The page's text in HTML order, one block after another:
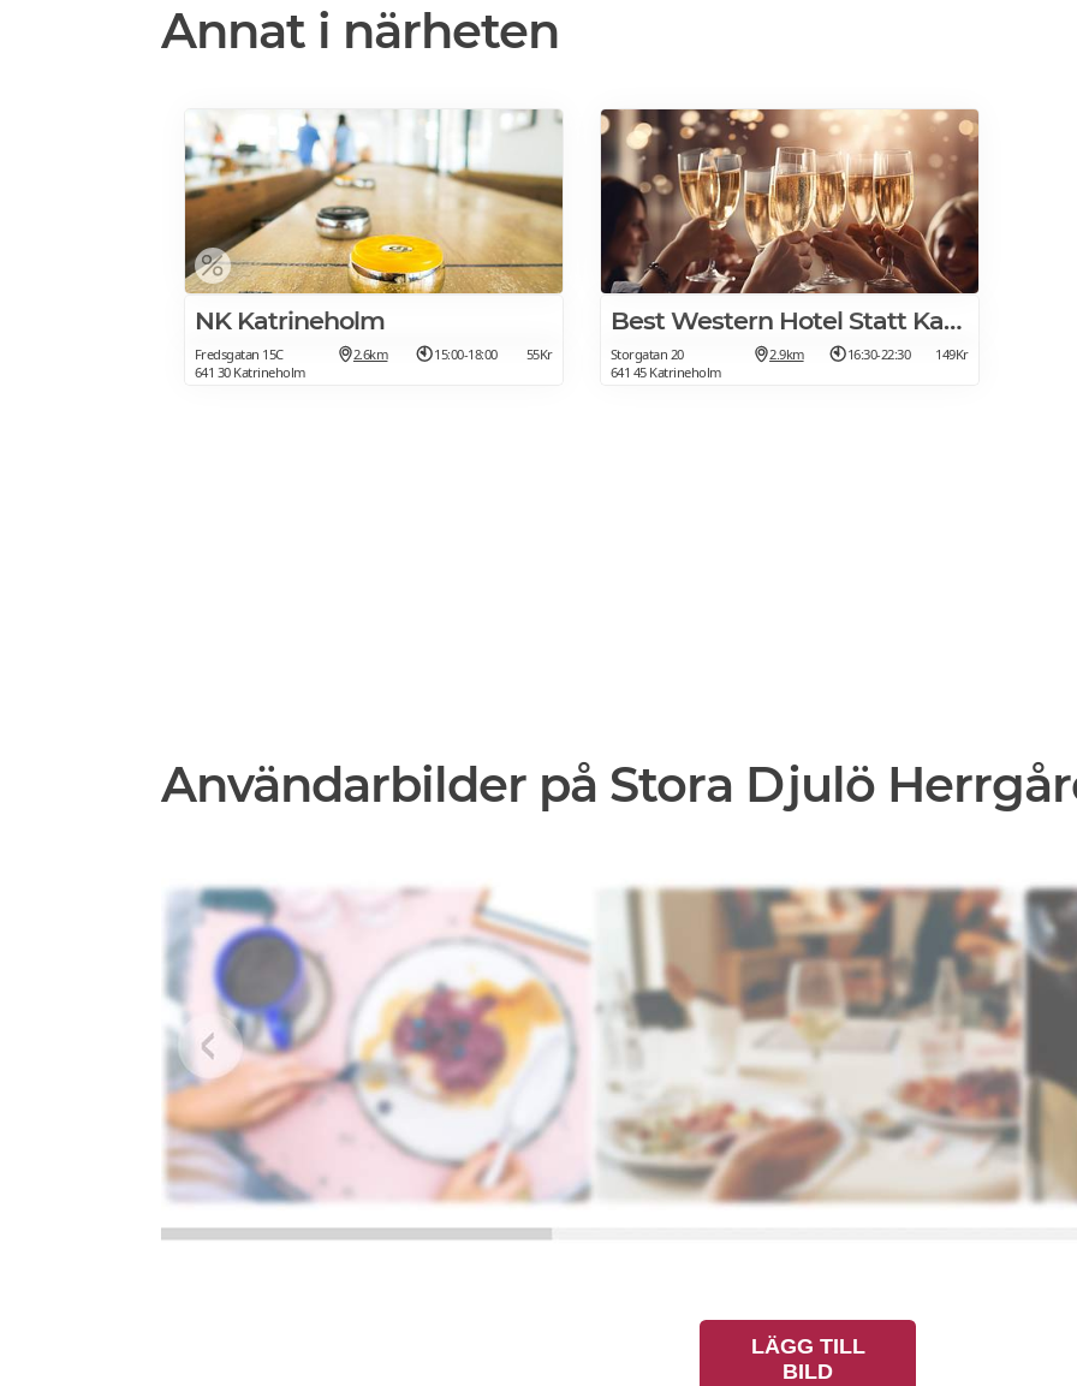
Annat i närheten
NK Katrineholm
Fredsgatan 15C
641 30 Katrineholm
2.6km 15:00-18:00 55Kr
Best Western Hotel Statt Katrineholm
Storgatan 20
641 45 Katrineholm
2.9km 16:30-22:30 149Kr
Användarbilder på Stora Djulö
LÄGG TILL
BILD